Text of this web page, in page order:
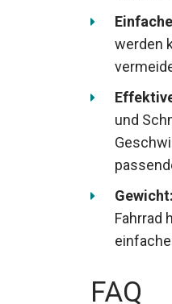
werden
und
Gewicht:
Fahrrad
FAQ